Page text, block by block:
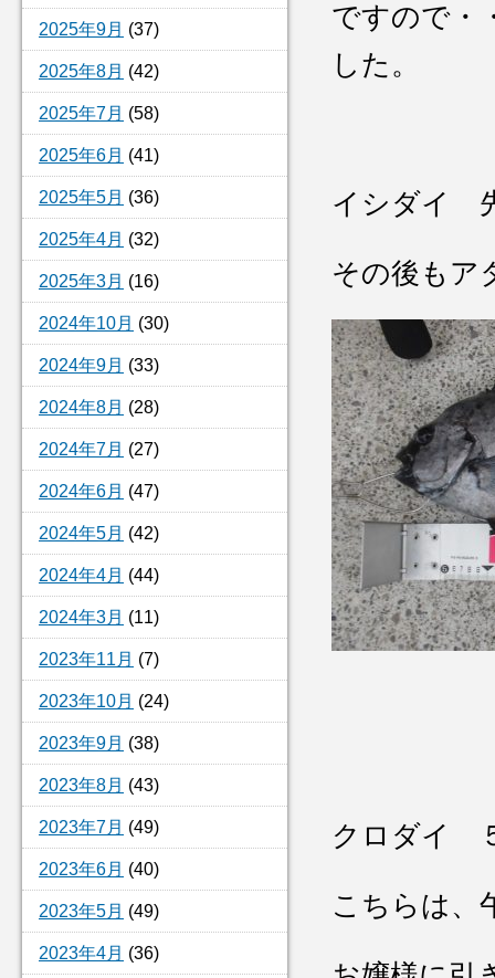
2025年9月 (37)
2025年8月 (42)
2025年7月 (58)
2025年6月 (41)
2025年5月 (36)
2025年4月 (32)
2025年3月 (16)
2024年10月 (30)
2024年9月 (33)
2024年8月 (28)
2024年7月 (27)
2024年6月 (47)
2024年5月 (42)
2024年4月 (44)
2024年3月 (11)
2023年11月 (7)
2023年10月 (24)
2023年9月 (38)
2023年8月 (43)
2023年7月 (49)
2023年6月 (40)
2023年5月 (49)
2023年4月 (36)
ですので・
した。
イシダイ
その後もア
クロダイ
こちらは、